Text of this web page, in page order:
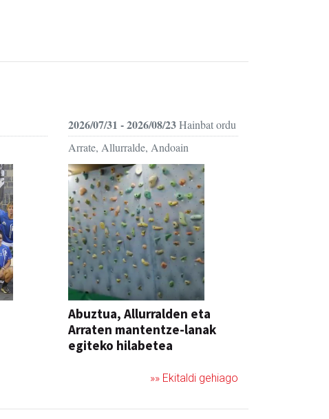
2026/07/31 - 2026/08/23Hainbat ordu
Arrate, Allurralde, Andoain
Abuztua, Allurralden eta
Arraten mantentze-lanak
egiteko hilabetea
»» Ekitaldi gehiago